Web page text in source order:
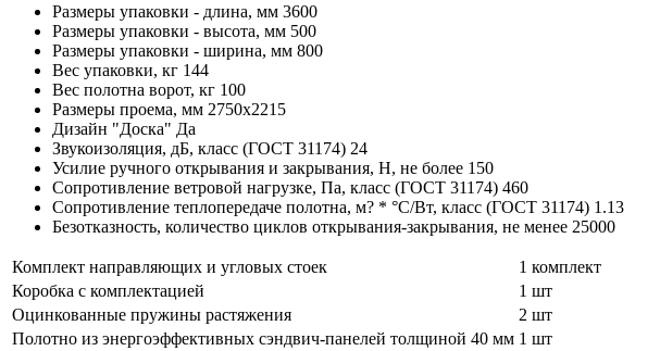
Размеры упаковки - длина, мм 3600
Размеры упаковки - высота, мм 500
Размеры упаковки - ширина, мм 800
Вес упаковки, кг 144
Вес полотна ворот, кг 100
Размеры проема, мм 2750x2215
Дизайн "Доска" Да
Звукоизоляция, дБ, класс (ГОСТ 31174) 24
Усилие ручного открывания и закрывания, Н, не более 150
Сопротивление ветровой нагрузке, Па, класс (ГОСТ 31174) 460
Сопротивление теплопередаче полотна, м? * °С/Вт, класс (ГОСТ 31174) 1.13
Безотказность, количество циклов открывания-закрывания, не менее 25000
Комплект направляющих и угловых стоек
1 комплект
Коробка с комплектацией
1 шт
Оцинкованные пружины растяжения
2 шт
Полотно из энергоэффективных сэндвич-панелей толщиной 40 мм 1 шт